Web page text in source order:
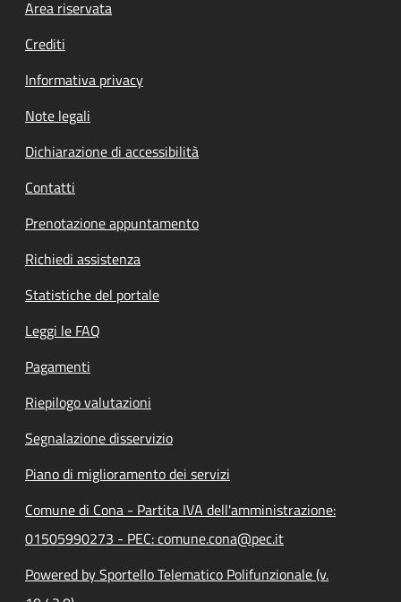
Footer menu
Area riservata
Crediti
Informativa privacy
Note legali
Dichiarazione di accessibilità
Contatti
Prenotazione appuntamento
Richiedi assistenza
Statistiche del portale
Leggi le FAQ
Pagamenti
Riepilogo valutazioni
Segnalazione disservizio
Piano di miglioramento dei servizi
Comune di Cona - Partita IVA dell'amministrazione:
01505990273 - PEC: comune.cona@pec.it
Powered by Sportello Telematico Polifunzionale (v.